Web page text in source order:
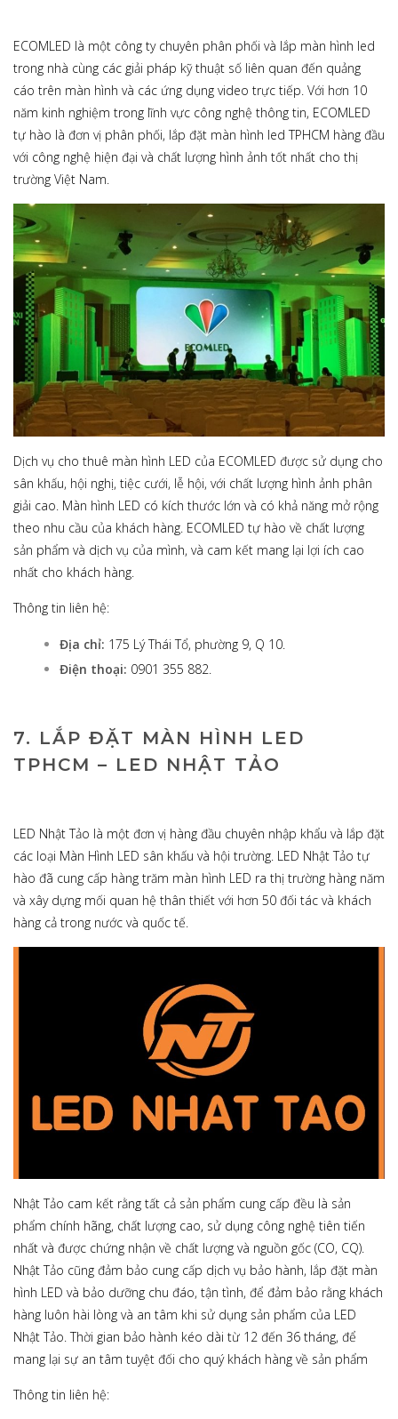
ECOMLED là một công ty chuyên phân phối và lắp màn hình led
trong nhà cùng các giải pháp kỹ thuật số liên quan đến quảng
cáo trên màn hình và các ứng dụng video trực tiếp. Với hơn 10
năm kinh nghiệm trong lĩnh vực công nghệ thông tin, ECOMLED
tự hào là đơn vị phân phối, lắp đặt màn hình led TPHCM hàng đầu
với công nghệ hiện đại và chất lượng hình ảnh tốt nhất cho thị
trường Việt Nam.
Dịch vụ cho thuê màn hình LED của ECOMLED được sử dụng cho
sân khấu, hội nghị, tiệc cưới, lễ hội, với chất lượng hình ảnh phân
giải cao. Màn hình LED có kích thước lớn và có khả năng mở rộng
theo nhu cầu của khách hàng. ECOMLED tự hào về chất lượng
sản phẩm và dịch vụ của mình, và cam kết mang lại lợi ích cao
nhất cho khách hàng.
Thông tin liên hệ:
Địa chỉ: 175 Lý Thái Tổ, phường 9, Q 10.
Điện thoại: 0901 355 882.
7. LẮP ĐẶT MÀN HÌNH LED
TPHCM – LED NHẬT TẢO
LED Nhật Tảo là một đơn vị hàng đầu chuyên nhập khẩu và lắp đặt
các loại Màn Hình LED sân khấu và hội trường. LED Nhật Tảo tự
hào đã cung cấp hàng trăm màn hình LED ra thị trường hàng năm
và xây dựng mối quan hệ thân thiết với hơn 50 đối tác và khách
hàng cả trong nước và quốc tế.
Nhật Tảo cam kết rằng tất cả sản phẩm cung cấp đều là sản
phẩm chính hãng, chất lượng cao, sử dụng công nghệ tiên tiến
nhất và được chứng nhận về chất lượng và nguồn gốc (CO, CQ).
Nhật Tảo cũng đảm bảo cung cấp dịch vụ bảo hành, lắp đặt màn
hình LED và bảo dưỡng chu đáo, tận tình, để đảm bảo rằng khách
hàng luôn hài lòng và an tâm khi sử dụng sản phẩm của LED
Nhật Tảo. Thời gian bảo hành kéo dài từ 12 đến 36 tháng, để
mang lại sự an tâm tuyệt đối cho quý khách hàng về sản phẩm
Thông tin liên hệ: